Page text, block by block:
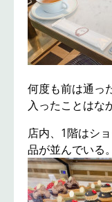
何度も前は通っ
入ったことはな
店内、1階はシ
品が並んでいる。